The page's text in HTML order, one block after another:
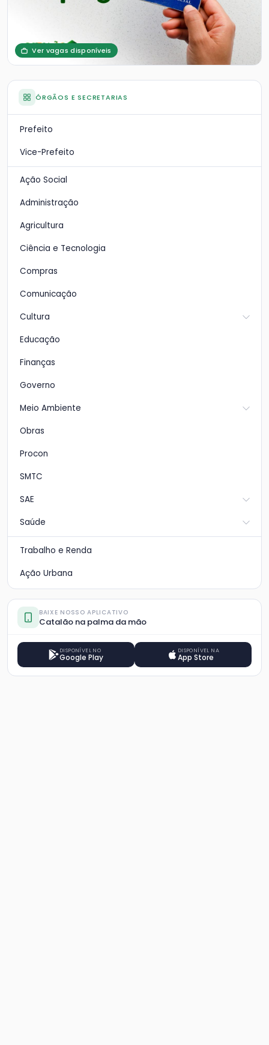
Ver vagas disponíveis
ÓRGÃOS E SECRETARIAS
Prefeito
Vice-Prefeito
Ação Social
Administração
Agricultura
Ciência e Tecnologia
Compras
Comunicação
Cultura
Educação
Finanças
Governo
Meio Ambiente
Obras
Procon
SMTC
SAE
Saúde
Trabalho e Renda
Ação Urbana
BAIXE NOSSO APLICATIVO
Catalão na palma da mão
DISPONÍVEL NO
Google Play
DISPONÍVEL NA
App Store